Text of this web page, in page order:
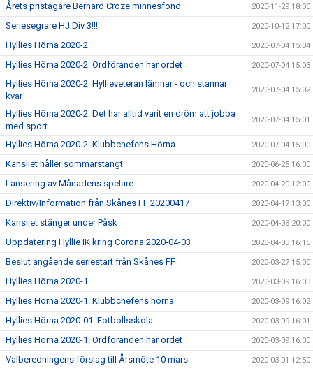
Årets pristagare Bernard Croze minnesfond 2020-11-29 18:00
Seriesegrare HJ Div 3!!! 2020-10-12 17:00
Hyllies Hörna 2020-2 2020-07-04 15:04
Hyllies Hörna 2020-2: Ordföranden har ordet 2020-07-04 15:03
Hyllies Hörna 2020-2: Hyllieveteran lämnar - och stannar
kvar
2020-07-04 15:02
Hyllies Hörna 2020-2: Det har alltid varit en dröm att jobba
med sport
2020-07-04 15:01
Hyllies Hörna 2020-2: Klubbchefens Hörna 2020-07-04 15:00
Kansliet håller sommarstängt 2020-06-25 16:00
Lansering av Månadens spelare 2020-04-20 12:00
Direktiv/Information från Skånes FF 20200417 2020-04-17 13:00
Kansliet stänger under Påsk 2020-04-06 20:00
Uppdatering Hyllie IK kring Corona 2020-04-03 2020-04-03 16:15
Beslut angående seriestart från Skånes FF 2020-03-27 15:00
Hyllies Hörna 2020-1 2020-03-09 16:03
Hyllies Hörna 2020-1: Klubbchefens hörna 2020-03-09 16:02
Hyllies Hörna 2020-01: Fotbollsskola 2020-03-09 16:01
Hyllies Hörna 2020-1: Ordföranden har ordet 2020-03-09 16:00
Valberedningens förslag till Årsmöte 10 mars 2020-03-01 12:50